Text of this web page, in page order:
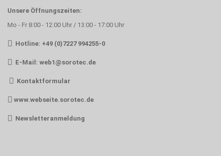
Unsere Öffnungszeiten:
Mo - Fr 8:00 - 12:00 Uhr / 13:00 - 17:00 Uhr
Hotline: +49 (0)7227 994255-0
E-Mail: web1@sorotec.de
Kontaktformular
www.webseite.sorotec.de
Newsletteranmeldung